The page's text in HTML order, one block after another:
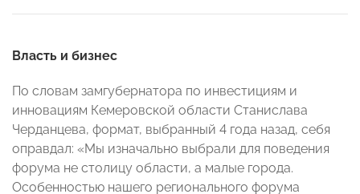
Власть и бизнес
По словам замгубернатора по инвестициям и
инновациям Кемеровской области Станислава
Черданцева, формат, выбранный 4 года назад, себя
оправдал: «Мы изначально выбрали для поведения
форума не столицу области, а малые города.
Особенностью нашего регионального форума